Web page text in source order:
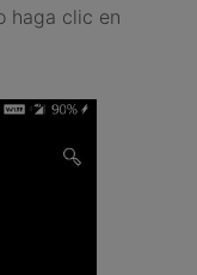
haga clic en